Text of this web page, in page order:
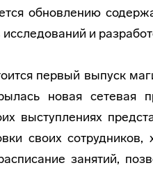
обновлению
и
первый выпуск
новая
выступлениях
своих
занятий,